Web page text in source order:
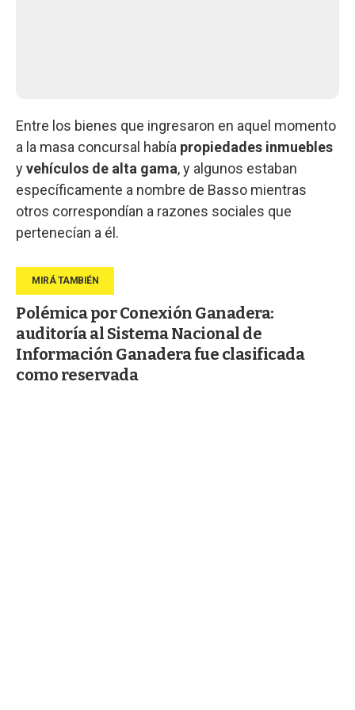
Entre los bienes que ingresaron en aquel momento
a la masa concursal había propiedades inmuebles
yvehículos de alta gama, y algunos estaban
específicamente a nombre de Basso mientras
otros correspondían a razones sociales que
pertenecían a él.
Polémica por Conexión Ganadera:
auditoría al Sistema Nacional de
Información Ganadera fue clasificada
como reservada